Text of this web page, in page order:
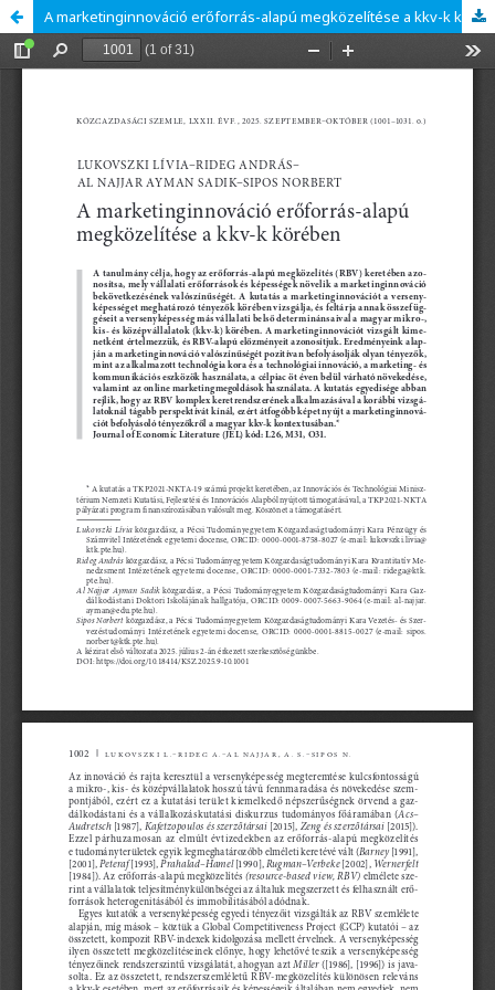
A marketinginnováció erőforrás-alapú megközelítése a kkv-k körében